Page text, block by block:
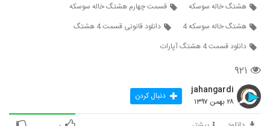
هشتگ خاله سوسکه
قسمت چهارم هشتگ خاله سوسکه
هشتگ خاله سوسکه 4
دانلود قانونی قسمت 4 هشتگ
دانلود قسمت 4 هشتگ آپارات
۹۲۱
jahangardi
۲۸ بهمن ۱۳۹۷ دنبال کردن